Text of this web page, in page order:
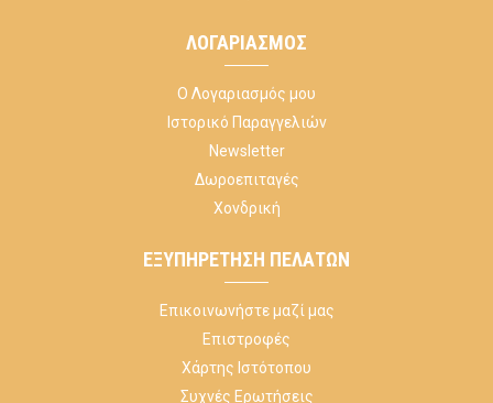
ΛΟΓΑΡΙΑΣΜΌΣ
Ο Λογαριασμός μου
Ιστορικό Παραγγελιών
Newsletter
Δωροεπιταγές
Χονδρική
ΕΞΥΠΗΡΈΤΗΣΗ ΠΕΛΑΤΏΝ
Επικοινωνήστε μαζί μας
Επιστροφές
Χάρτης Ιστότοπου
Συχνές Ερωτήσεις